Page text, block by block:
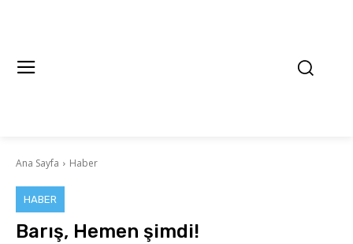
Ana Sayfa Haber
HABER
Barış, Hemen şimdi!